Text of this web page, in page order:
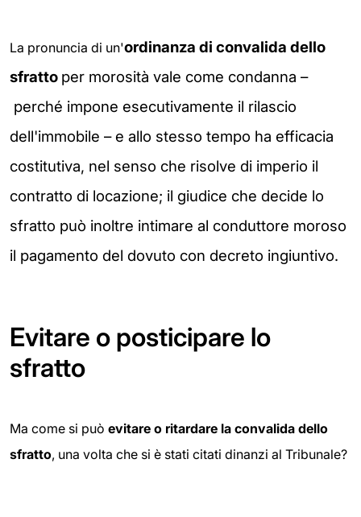
La pronuncia di un'ordinanza di convalida dello
sfratto per morosità vale come condanna –
perché impone esecutivamente il rilascio
dell'immobile – e allo stesso tempo ha efficacia
costitutiva, nel senso che risolve di imperio il
contratto di locazione; il giudice che decide lo
sfratto può inoltre intimare al conduttore moroso
il pagamento del dovuto con decreto ingiuntivo.
Evitare o posticipare lo
sfratto
Ma come si può evitare o ritardare la convalida dello
sfratto, una volta che si è stati citati dinanzi al Tribunale?